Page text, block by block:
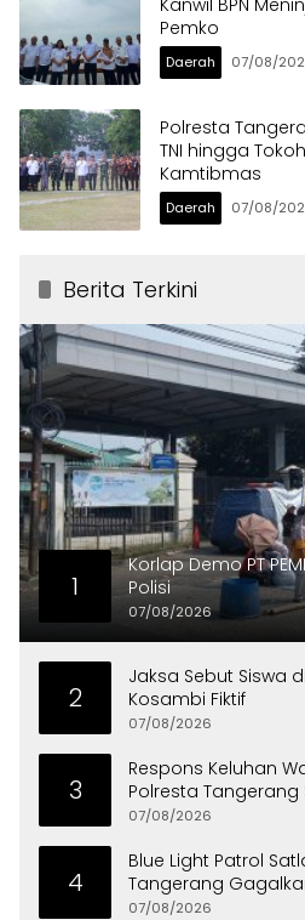
Pemko
Daerah 07/08/
Polresta
TNI hingga
Kamtibmas
Daerah 07/08/
Berita Terkini
1
Korlap Demo PT
Polisi
07/08/2026
2
Jaksa Sebut Siswa
Kosambi Fiktif
07/08/2026
3
Respons Keluhan
Polresta Tangerang
Bersih ke Panongan
07/08/2026
4
Blue Light Patrol
Tangerang
Pria Diamankan
07/08/2026